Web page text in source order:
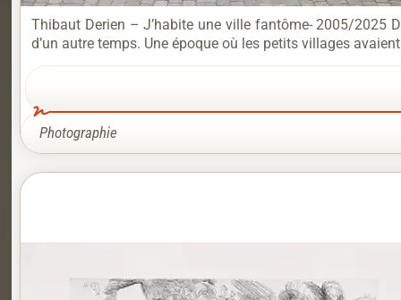
Thibaut Derien – J’habite une ville fantôme- 2005/2025
d’un autre temps. Une époque où les petits villages
Photographie